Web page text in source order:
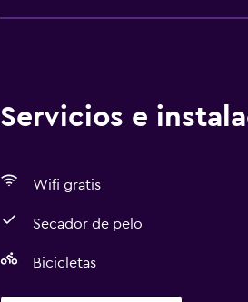
Servicios e
Wifi gratis
Secador de pelo
Bicicletas